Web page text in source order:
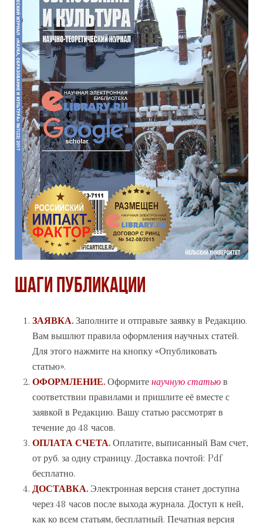
Шаги публикации
ЗАЯВКА. Заполните и отправьте заявку в Редакцию.
Вам вышлют правила оформления научных статей.
Для этого нажмите на кнопку «Опубликовать
статью».
ОФОРМЛЕНИЕ. Оформите научную статью в
соответствии правилами и пришлите её вместе с
заявкой в Редакцию. Вашу статью рассмотрят в
течение до 48 часов.
ОПЛАТА СЧЕТА. Оплатите, выписанный Вам счет,
от руб. за одну страницу. Доставка почтой: Pdf
бесплатно.
ДОСТАВКА. Электронная версия станет доступна
через 48 часов после выхода журнала. Доступ к ней,
как ко всем статьям, бесплатный. Печатная версия